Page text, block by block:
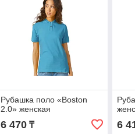
Рубашка поло «Boston
2.0» женская
6 470₸ 6